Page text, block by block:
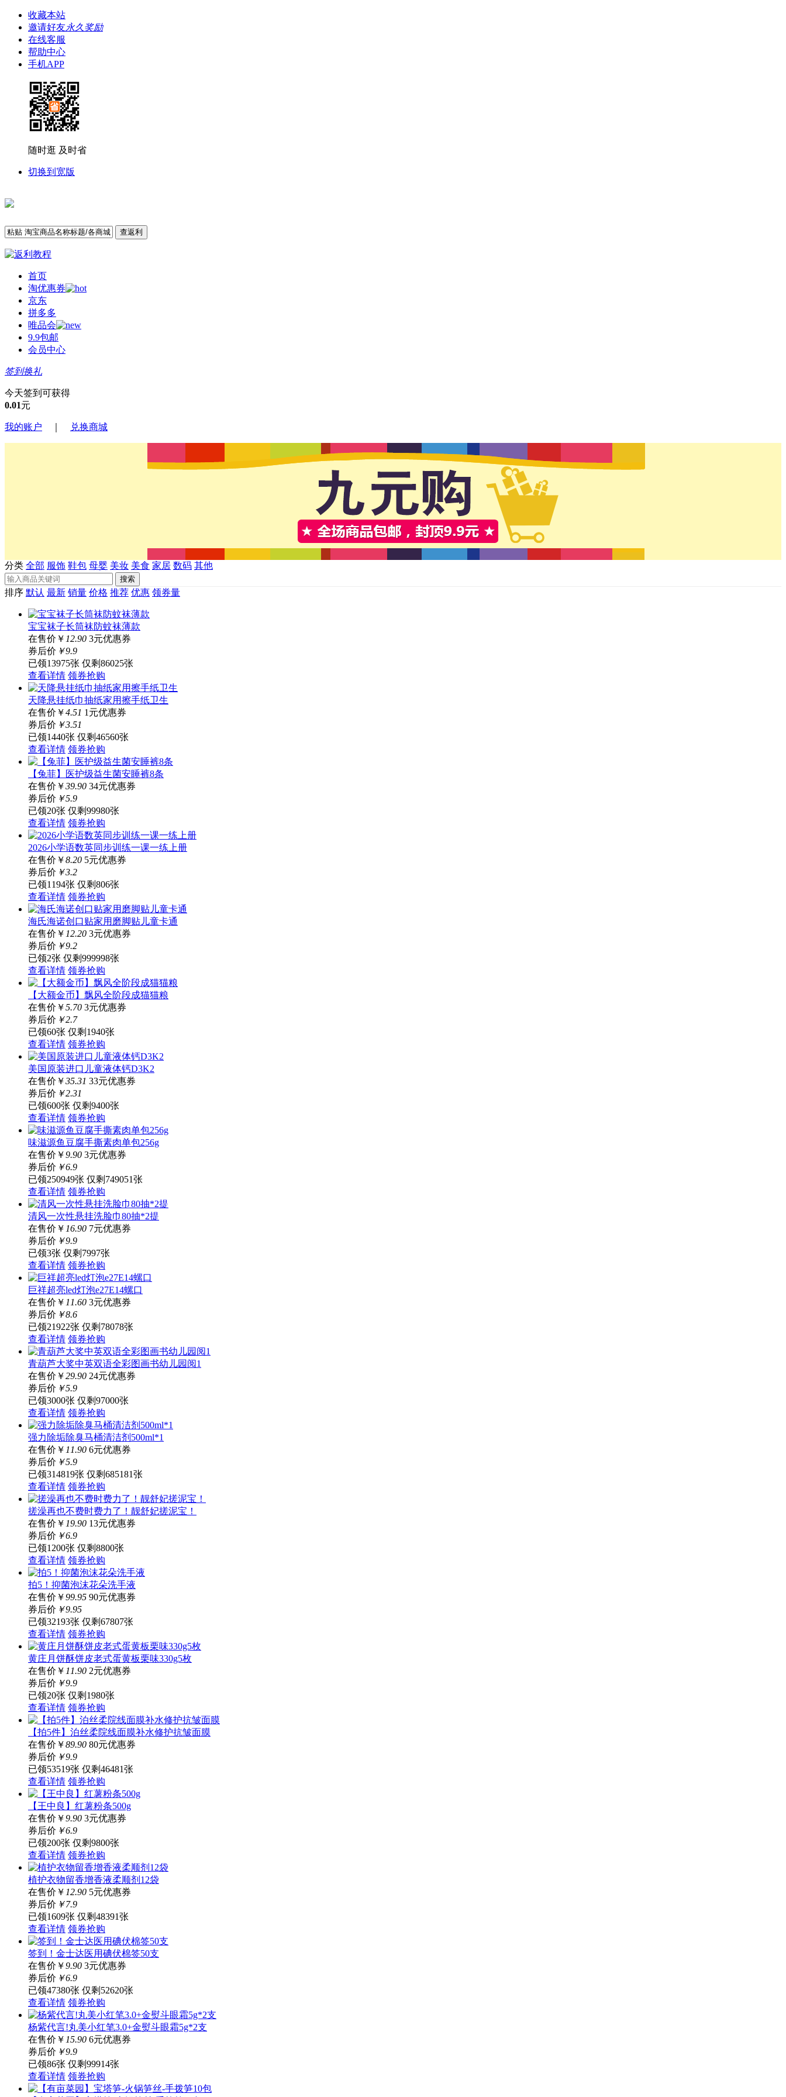
收藏本站
邀请好友永久奖励
在线客服
帮助中心
手机APP
随时逛 及时省
切换到宽版
查返利
首页
淘优惠券
京东
拼多多
唯品会
9.9包邮
会员中心
签到换礼
今天签到可获得
0.01元
我的账户 兑换商城
分类 全部 服饰 鞋包 母婴 美妆 美食 家居 数码 其他
搜索
排序 默认 最新 销量 价格 推荐 优惠 领券量
宝宝袜子长筒袜防蚊袜薄款
在售价 ￥ 12.90 3元优惠券
券后价 ￥9.9
已领13975张 仅剩86025张
查看详情 领券抢购
天降悬挂纸巾抽纸家用擦手纸卫生
在售价 ￥4.51 1元优惠券
券后价 ￥3.51
已领1440张 仅剩46560张
查看详情 领券抢购
【兔菲】医护级益生菌安睡裤8条
在售价 ￥39.90 34元优惠券
券后价 ￥5.9
已领20张 仅剩99980张
查看详情 领券抢购
2026小学语数英同步训练一课一练上册
在售价 ￥8.20 5元优惠券
券后价 ￥3.2
已领1194张 仅剩806张
查看详情 领券抢购
海氏海诺创口贴家用磨脚贴儿童卡通
在售价 ￥ 12.20 3元优惠券
券后价 ￥9.2
已领2张 仅剩999998张
查看详情 领券抢购
【大额金币】飘风全阶段成猫猫粮
在售价 ￥5.70 3元优惠券
券后价 ￥2.7
已领60张 仅剩1940张
查看详情 领券抢购
美国原装进口儿童液体钙D3K2
在售价 ￥35.31 33元优惠券
券后价 ￥2.31
已领600张 仅剩9400张
查看详情 领券抢购
味滋源鱼豆腐手撕素肉单包256g
在售价 ￥9.90 3元优惠券
券后价 ￥6.9
已领250949张 仅剩749051张
查看详情 领券抢购
清风一次性悬挂洗脸巾80抽*2提
在售价 ￥ 16.90 7元优惠券
券后价 ￥9.9
已领3张 仅剩7997张
查看详情 领券抢购
巨祥超亮led灯泡e27E14螺口
在售价 ￥ 11.60 3元优惠券
券后价 ￥8.6
已领21922张 仅剩78078张
查看详情 领券抢购
青葫芦大奖中英双语全彩图画书幼儿园阅1
在售价 ￥29.90 24元优惠券
券后价 ￥5.9
已领3000张 仅剩97000张
查看详情 领券抢购
强力除垢除臭马桶清洁剂500ml*1
在售价 ￥ 11.90 6元优惠券
券后价 ￥5.9
已领314819张 仅剩685181张
查看详情 领券抢购
搓澡再也不费时费力了！靓舒妃搓泥宝！
在售价 ￥ 19.90 13元优惠券
券后价 ￥6.9
已领1200张 仅剩8800张
查看详情 领券抢购
拍5！抑菌泡沫花朵洗手液
在售价 ￥99.95 90元优惠券
券后价 ￥9.95
已领32193张 仅剩67807张
查看详情 领券抢购
黄庄月饼酥饼皮老式蛋黄板栗味330g5枚
在售价 ￥ 11.90 2元优惠券
券后价 ￥9.9
已领20张 仅剩1980张
查看详情 领券抢购
【拍5件】泊丝柔院线面膜补水修护抗皱面膜
在售价 ￥89.90 80元优惠券
券后价 ￥9.9
已领53519张 仅剩46481张
查看详情 领券抢购
【王中良】红薯粉条500g
在售价 ￥9.90 3元优惠券
券后价 ￥6.9
已领200张 仅剩9800张
查看详情 领券抢购
植护衣物留香增香液柔顺剂12袋
在售价 ￥ 12.90 5元优惠券
券后价 ￥7.9
已领1609张 仅剩48391张
查看详情 领券抢购
签到！金士达医用碘伏棉签50支
在售价 ￥9.90 3元优惠券
券后价 ￥6.9
已领47380张 仅剩52620张
查看详情 领券抢购
杨紫代言!丸美小红笔3.0+金熨斗眼霜5g*2支
在售价 ￥ 15.90 6元优惠券
券后价 ￥9.9
已领86张 仅剩99914张
查看详情 领券抢购